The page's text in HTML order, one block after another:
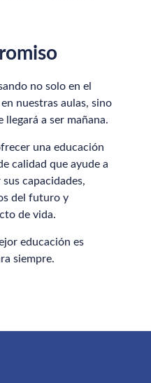
no solo en el
nuestras aulas, sino
llegará a ser mañana.
una educación
calidad que ayude a
capacidades,
del futuro y
de vida.
educación es
siempre.